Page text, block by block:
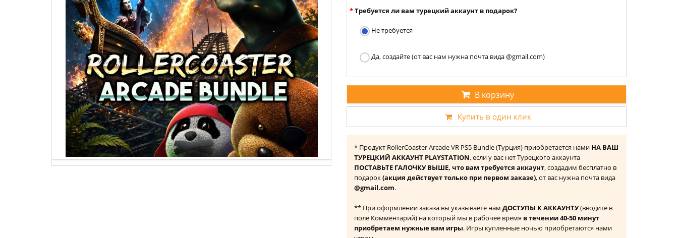
Требуется ли вам турецкий аккаунт в подарок?
Не требуется
Да, создайте (от вас нам нужна почта вида @gmail.com)
В корзину
Купить в один клик
* Продукт RollerCoaster Arcade VR PS5 Bundle (Турция) приобретается нами НА ВАШ
ТУРЕЦКИЙ АККАУНТ PLAYSTATION, если у вас нет Турецкого аккаунта
ПОСТАВЬТЕ ГАЛОЧКУ ВЫШЕ, что вам требуется аккаунт, создадим бесплатно в
подарок(акция действует только при первом заказе), от вас нужна почта вида
@gmail.com.
** При оформлении заказа вы указываете нам ДОСТУПЫ К АККАУНТУ(вводите в
поле Комментарий) на который мы в рабочее время в течении 40-50 минут
приобретаем нужные вам игры. Игры купленные ночью приобретаются нами